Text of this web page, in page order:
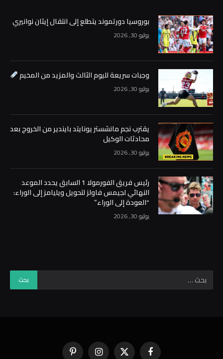
بوروسيا دورتموند يتطلع إلى انتقال إيثان نوانيري
يوليو 30, 2026
وجبات سريعة لليوم الثالث والمزيد من المخيم
يوليو 30, 2026
يقترب نجم مانشستر يونايتد بايندير من الخروج بعد
محادثات الوكيل
يوليو 30, 2026
رئيس فريق الفورمولا 1 السابق يحدد الموعد
النهائي لجيمس فاولز لتحويل ويليامز إلى الوراء:
“العودة إلى الوراء”
يوليو 30, 2026
فيسبوك X الانستغرامبينتيريست